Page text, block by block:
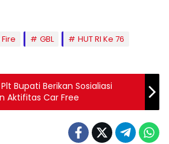
GBL
HUT RI Ke 76
Plt Bupati Berikan Sosialiasi
Aktifitas Car Free